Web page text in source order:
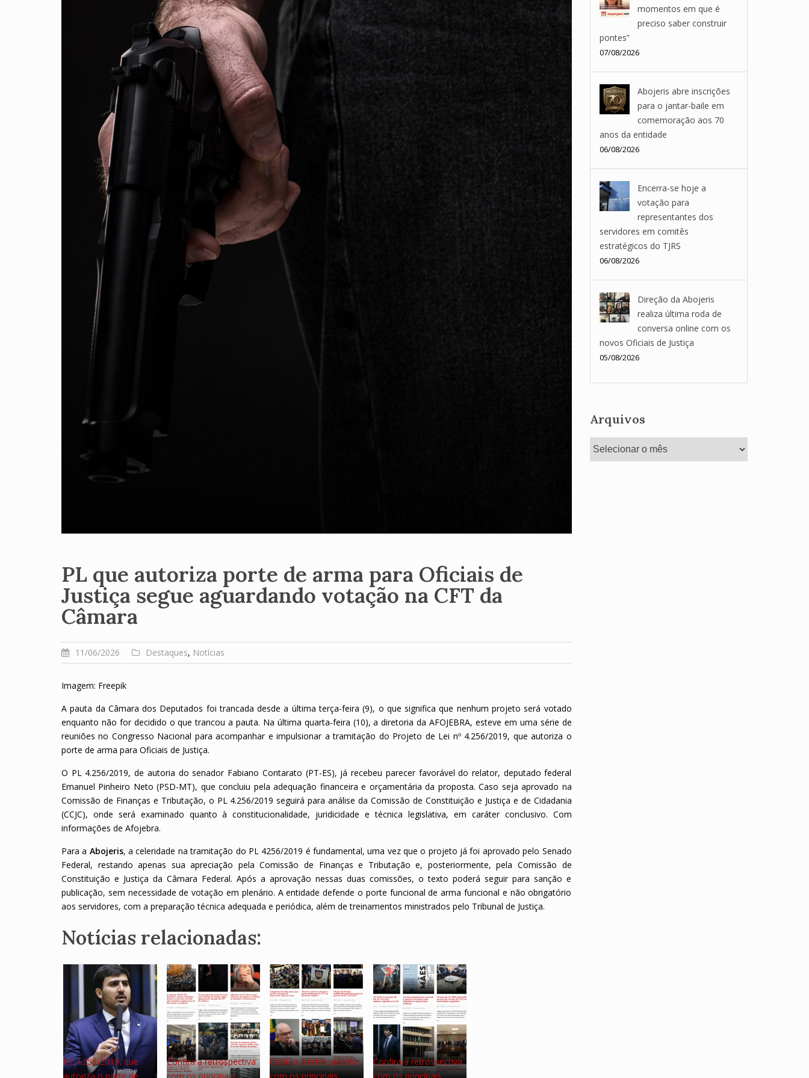
PL que autoriza porte de arma para Oficiais de
Justiça segue aguardando votação na CFT da
Câmara
11/06/2026 Destaques, Notícias
Imagem: Freepik
A pauta da Câmara dos Deputados foi trancada desde a última terça-feira (9), o que significa que nenhum projeto será votado
enquanto não for decidido o que trancou a pauta. Na última quarta-feira (10), a diretoria da AFOJEBRA, esteve em uma série de
reuniões no Congresso Nacional para acompanhar e impulsionar a tramitação do Projeto de Lei nº 4.256/2019, que autoriza o
porte de arma para Oficiais de Justiça.
O PL 4.256/2019, de autoria do senador Fabiano Contarato (PT-ES), já recebeu parecer favorável do relator, deputado federal
Emanuel Pinheiro Neto (PSD-MT), que concluiu pela adequação financeira e orçamentária da proposta. Caso seja aprovado na
Comissão de Finanças e Tributação, o PL 4.256/2019 seguirá para análise da Comissão de Constituição e Justiça e de Cidadania
(CCJC), onde será examinado quanto à constitucionalidade, juridicidade e técnica legislativa, em caráter conclusivo. Com
informações de Afojebra.
Para a Abojeris, a celeridade na tramitação do PL 4256/2019 é fundamental, uma vez que o projeto já foi aprovado pelo Senado
Federal, restando apenas sua apreciação pela Comissão de Finanças e Tributação e, posteriormente, pela Comissão de
Constituição e Justiça da Câmara Federal. Após a aprovação nessas duas comissões, o texto poderá seguir para sanção e
publicação, sem necessidade de votação em plenário. A entidade defende o porte funcional de arma funcional e não obrigatório
aos servidores, com a preparação técnica adequada e periódica, além de treinamentos ministrados pelo Tribunal de Justiça.
Notícias relacionadas:
PL 4.256/2019, que
Confira a retrospectiva
Confira a retrospectiva
Confira a retrospectiva
momentos em que é
preciso saber construir
pontes”
07/08/2026
Abojeris abre inscrições
para o jantar-baile em
comemoração aos 70
anos da entidade
06/08/2026
Encerra-se hoje a
votação para
representantes dos
servidores em comitês
estratégicos do TJRS
06/08/2026
Direção da Abojeris
realiza última roda de
conversa online com os
novos Oficiais de Justiça
05/08/2026
Arquivos
Arquivos